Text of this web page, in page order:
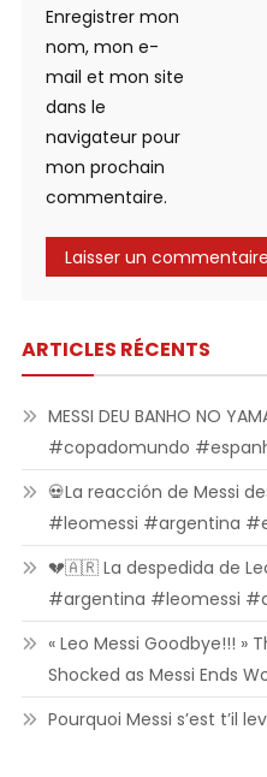
Enregistrer mon
nom, mon e-
mail et mon site
dans le
navigateur pour
mon prochain
commentaire.
ARTICLES RÉCENTS
MESSI DEU BANHO NO
#copadomundo
💀La reacción de Messi
#leomessi #argentina
💔🇦🇷 La despedida de
#argentina #leomessi
« Leo Messi Goodbye!!! »
Shocked as Messi Ends
Pourquoi Messi s’est t’il